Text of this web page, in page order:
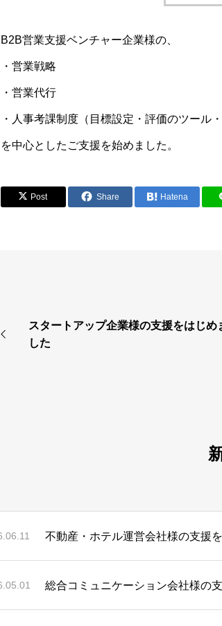
B2B営業支援ベンチャー企業様の、
・営業戦略
・営業代行
・人事考課制度（目標設定・評価のツール・
を中心としたご支援を始めました。
Post Share Hatena
スタートアップ企業様の支援をはじめ
した
不動産・ホテル運営会社様の支援
総合コミュニケーション会社様の